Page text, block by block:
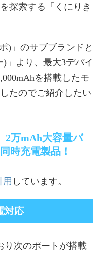
探索する「くにりき
)」のサブブランドと
)」より、最大3デバイ
を搭載したモ
たのでご紹介したい
2万mAh大容量バ
時充電製品！
しています。
対応
り次のポートが搭載